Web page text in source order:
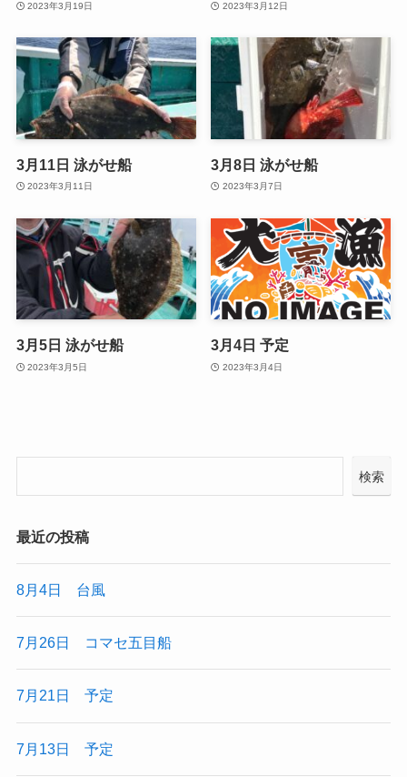
2023年3月19日 2023年3月12日
3月11日 泳がせ船
2023年3月11日
3月8日 泳がせ船
2023年3月7日
3月5日 泳がせ船
2023年3月5日
3月4日 予定
2023年3月4日
検索
最近の投稿
8月4日 台風
7月26日 コマセ五目船
7月21日 予定
7月13日 予定